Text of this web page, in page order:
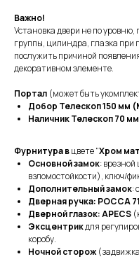
Важно!
Установка двери не по
группы, цилиндра, глазка
послужить причиной
декоративном элементе.
Портал (может быть
Добор Телескоп 150 мм
Наличник Телескоп 70
Фурнитура вцвете "Хром
Основной замок:
взломостойкости), ключ/
Дополнительный замок:
Дверная ручка: РОССА
Дверной глазок:APECS
Эксцентрикдля
коробу.
Ночной сторож